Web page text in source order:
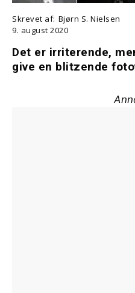
Skrevet af: Bjørn S. Nielsen
9. august 2020
Det er irriterende,
give en blitzende